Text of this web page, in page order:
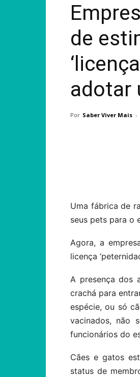
de
adotar
Por Saber Viver Mais -
Uma fábrica de
seus pets para o
Agora, a
licença
A presença dos
crachá para
espécie, ou só
vacinados, não
funcionários do
Cães e gatos
status de